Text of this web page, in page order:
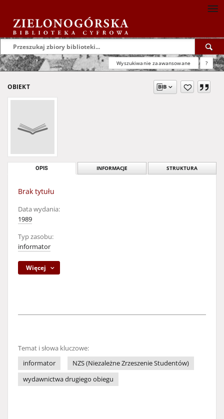
Wyszukiwanie zaawansowane ?
OBIEKT
OPIS INFORMACJE STRUKTURA
Brak tytułu
Data wydania:
1989
Typ zasobu:
informator
Więcej
Temat i słowa kluczowe:
informator
NZS (Niezależne Zrzeszenie Studentów)
wydawnictwa drugiego obiegu